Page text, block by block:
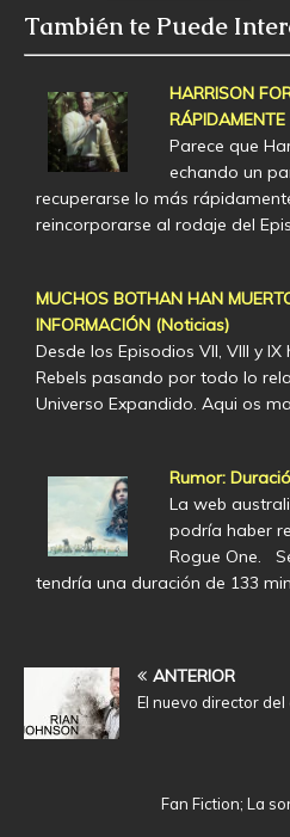
También te Puede
HARRISON
RÁPIDAMENTE
Parece que
echando un
recuperarse lo más
reincorporarse al rodaje del
MUCHOS BOTHAN HAN
INFORMACIÓN (Noticias)
Desde los Episodios VII, VIII y
Rebels pasando por todo lo
Universo Expandido. Aqui os
Rumor:
La web
podría haber
Rogue One.
tendría una duración de 133
ANTERIOR
El nuevo director del
Fan Fiction; La